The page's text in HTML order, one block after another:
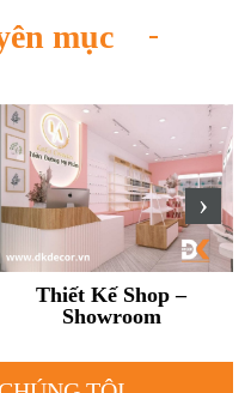
mục
Thiết Kế Shop –
Showroom
›